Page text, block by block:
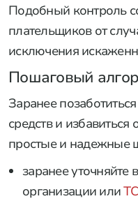
Подобный контроль
плательщиков от
исключения
Пошаговый
Заранее
средств и
простые и надежные
заранее
организации или